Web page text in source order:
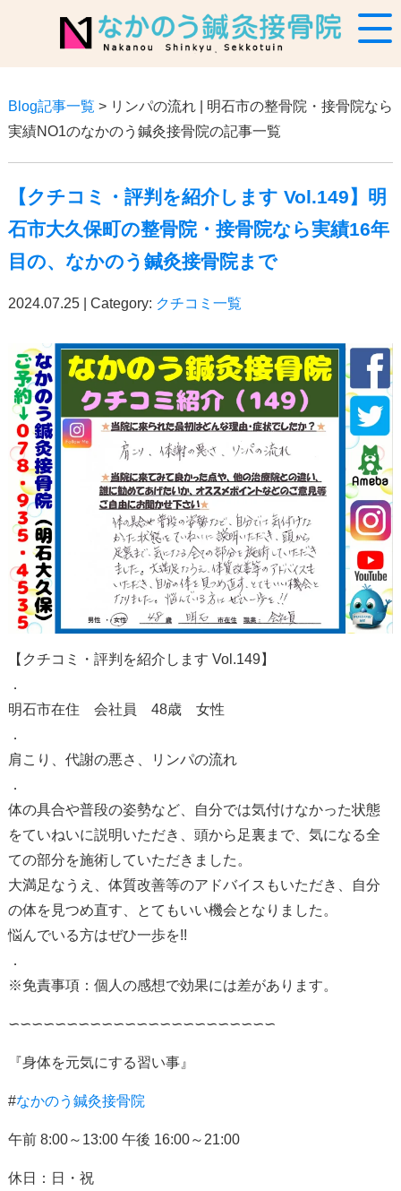
Blog記事一覧 > リンパの流れ | 明石市の整骨院・接骨院なら
実績NO1のなかのう鍼灸接骨院の記事一覧
【クチコミ・評判を紹介します Vol.149】明
石市大久保町の整骨院・接骨院なら実績16年
目の、なかのう鍼灸接骨院まで
2024.07.25 | Category: クチコミ一覧
【クチコミ・評判を紹介します Vol.149】
．
明石市在住 会社員 48歳 女性
．
肩こり、代謝の悪さ、リンパの流れ
．
体の具合や普段の姿勢など、自分では気付けなかった状態
をていねいに説明いただき、頭から足裏まで、気になる全
ての部分を施術していただきました。
大満足なうえ、体質改善等のアドバイスもいただき、自分
の体を見つめ直す、とてもいい機会となりました。
悩んでいる方はぜひ一歩を!!
．
※免責事項：個人の感想で効果には差があります。
∽∽∽∽∽∽∽∽∽∽∽∽∽∽∽∽∽∽∽∽∽∽∽
『身体を元気にする習い事』
#なかのう鍼灸接骨院
午前8:00～ 13:00 午後 16:00～ 21:00
休日：日・祝